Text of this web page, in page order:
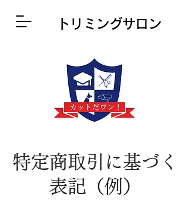
​トリミングサロン
特定商取引に基づく
表記（例）